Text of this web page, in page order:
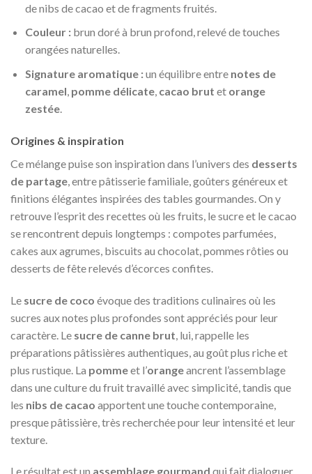
de nibs de cacao et de fragments fruités.
Couleur :brun doré à brun profond, relevé de touches
orangées naturelles.
Signature aromatique :un équilibre entre notes de
caramel, pomme délicate, cacao brut et orange
zestée.
Origines & inspiration
Ce mélange puise son inspiration dans l’univers des desserts
de partage, entre pâtisserie familiale, goûters généreux et
finitions élégantes inspirées des tables gourmandes. On y
retrouve l’esprit des recettes où les fruits, le sucre et le cacao
se rencontrent depuis longtemps : compotes parfumées,
cakes aux agrumes, biscuits au chocolat, pommes rôties ou
desserts de fête relevés d’écorces confites.
Le sucre de coco évoque des traditions culinaires où les
sucres aux notes plus profondes sont appréciés pour leur
caractère. Le sucre de canne brut , lui, rappelle les
préparations pâtissières authentiques, au goût plus riche et
plus rustique. La pommeet l’orangeancrent l’assemblage
dans une culture du fruit travaillé avec simplicité, tandis que
les nibs de cacao apportent une touche contemporaine,
presque pâtissière, très recherchée pour leur intensité et leur
texture.
Le résultat est un assemblage gourmand qui fait dialoguer